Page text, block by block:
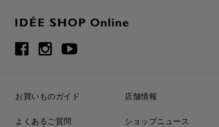
お買いものガイド
よくあるご質問
店舗情報
ショップニュース